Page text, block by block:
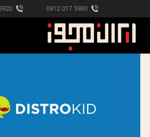
5930 017 0912
017 0912